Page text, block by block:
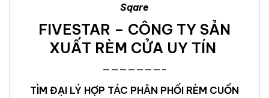
Sqare
FIVESTAR – CÔNG TY SẢN
XUẤT RÈM CỬA UY TÍN
———————–
TÌM ĐẠI LÝ HỢP TÁC PHÂN PHỐI RÈM CUỐN